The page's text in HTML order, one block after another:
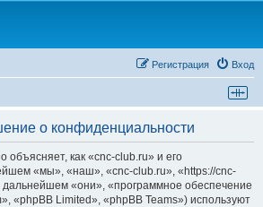
Вход
Регистрация
о конфиденциальности
объясняет, как «cnc-club.ru» и его
«мы», «наш», «cnc-club.ru», «https://cnc-
дальнейшем «они», «программное обеспечение
«phpBB Limited», «phpBB Teams») используют